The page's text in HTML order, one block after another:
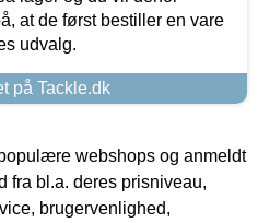
at de først bestiller en vare
udvalg.
på Tackle.dk
webshops og anmeldt
fra bl.a. deres prisniveau,
brugervenlighed,